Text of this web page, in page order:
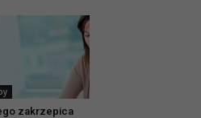
zakrzepica